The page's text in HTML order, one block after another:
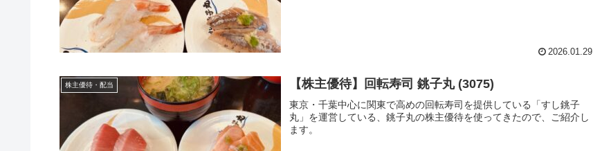
2026.01.29
株主優待・配当 【株主優待】回転寿司 銚子丸 (3075)
東京・千葉中心に関東で高めの回転寿司を提供している「すし銚子
丸」を運営している、銚子丸の株主優待を使ってきたので、ご紹介し
ます。